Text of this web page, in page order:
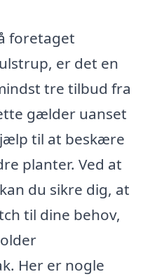
foretaget
er det en
tre tilbud fra
gælder uanset
til at beskære
planter. Ved at
du sikre dig, at
til dine behov,
Her er nogle